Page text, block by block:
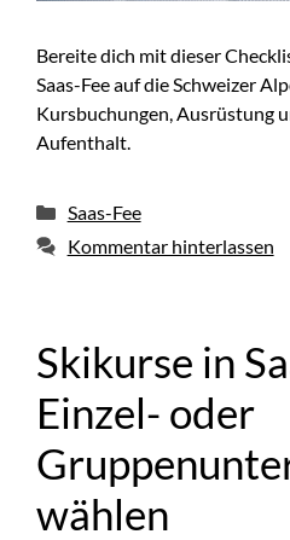
Bereite dich mit dieser
Saas-Fee auf die Schweizer
Kursbuchungen, Ausrüstung
Aufenthalt.
Kategorien
Saas-Fee
Kommentar hinterlassen
Skikurse in
Einzel- oder
wählen